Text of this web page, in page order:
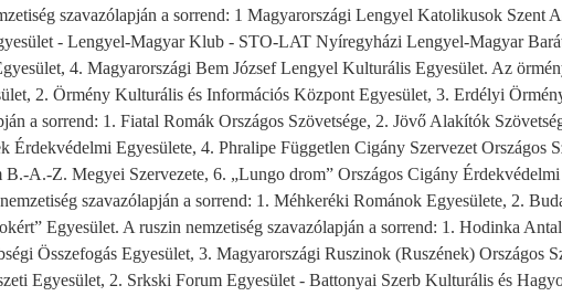
szavazólapján a sorrend: 1 Magyarországi Lengyel Katolikusok Szent
- Lengyel-Magyar Klub - STO-LAT Nyíregyházi Lengyel-Magyar
4. Magyarországi Bem József Lengyel Kulturális Egyesület. Az
2. Örmény Kulturális és Információs Központ Egyesület, 3. Erdélyi
a sorrend: 1. Fiatal Romák Országos Szövetsége, 2. Jövő Alakítók
Egyesülete, 4. Phralipe Független Cigány Szervezet Országos
A.-Z. Megyei Szervezete, 6. „Lungo drom” Országos Cigány Érdekvédelmi
szavazólapján a sorrend: 1. Méhkeréki Románok Egyesülete, 2.
Egyesület. A ruszin nemzetiség szavazólapján a sorrend: 1. Hodinka
Összefogás Egyesület, 3. Magyarországi Ruszinok (Ruszének) Országos
Egyesület, 2. Srkski Forum Egyesület - Battonyai Szerb Kulturális és